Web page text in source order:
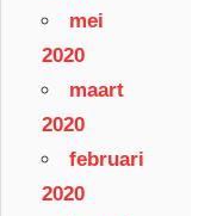
mei
2020
maart
2020
februari
2020